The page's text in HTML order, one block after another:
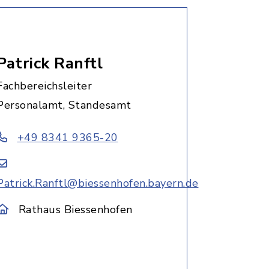
Ranftl
Standesamt
+49 8341 9365-20
Rathaus Biessenhofen